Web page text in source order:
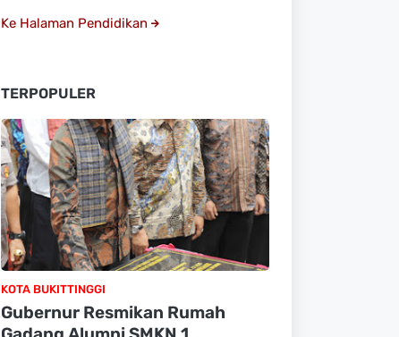
Ke Halaman Pendidikan
TERPOPULER
KOTA BUKITTINGGI
Gubernur Resmikan Rumah